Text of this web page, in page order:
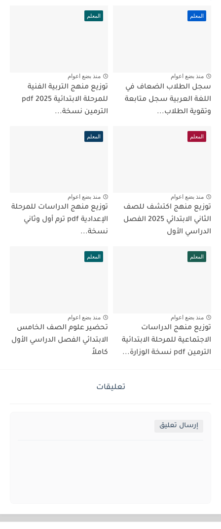
المعلم
منذ بضع اعوام
سجل الطلاب الضعاف في
اللغة العربية سجل متابعة
وتقوية الطلاب...
المعلم
منذ بضع اعوام
توزيع منهج التربية الفنية
للمرحلة الابتدائية 2025 pdf
الترمين نسخة...
المعلم
منذ بضع اعوام
توزيع منهج اكتشف للصف
الثاني الابتدائي 2025 الفصل
الدراسي الأول
المعلم
منذ بضع اعوام
توزيع منهج الدراسات للمرحلة
الإعدادية pdf ترم أول وثاني
نسخة...
المعلم
منذ بضع اعوام
توزيع منهج الدراسات
الاجتماعية للمرحلة الابتدائية
الترمين pdf نسخة الوزارة...
المعلم
منذ بضع اعوام
تحضير علوم الصف الخامس
الابتدائي الفصل الدراسي الأول
كاملاً
تعليقات
إرسال تعليق